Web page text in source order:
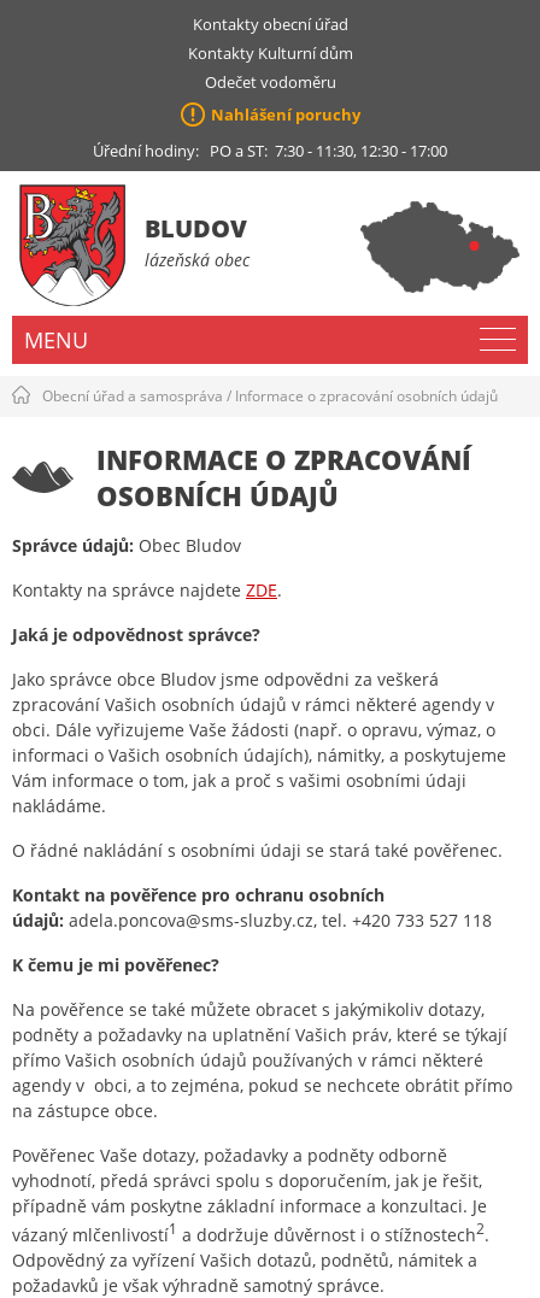
Kontakty obecní úřad
Kontakty Kulturní dům
Odečet vodoměru
Nahlášení poruchy
Úřední hodiny: PO a ST: 7:30 - 11:30, 12:30 - 17:00
BLUDOV
lázeňská obec
MENU
Obecní úřad a samospráva / Informace o zpracování osobních údajů
INFORMACE O ZPRACOVÁNÍ
OSOBNÍCH ÚDAJŮ
Správce údajů: Obec Bludov
Kontakty na správce najdete ZDE.
Jaká je odpovědnost správce?
Jako správce obce Bludov jsme odpovědni za veškerá
zpracování Vašich osobních údajů v rámci některé agendy v
obci. Dále vyřizujeme Vaše žádosti (např. o opravu, výmaz, o
informaci o Vašich osobních údajích), námitky, a poskytujeme
Vám informace o tom, jak a proč s vašimi osobními údaji
nakládáme.
O řádné nakládání s osobními údaji se stará také pověřenec.
Kontakt na pověřence pro ochranu osobních
údajů: adela.poncova@sms-sluzby.cz, tel. +420 733 527 118
K čemu je mi pověřenec?
Na pověřence se také můžete obracet s jakýmikoliv dotazy,
podněty a požadavky na uplatnění Vašich práv, které se týkají
přímo Vašich osobních údajů používaných v rámci některé
agendy v obci, a to zejména, pokud se nechcete obrátit přímo
na zástupce obce.
Pověřenec Vaše dotazy, požadavky a podněty odborně
vyhodnotí, předá správci spolu s doporučením, jak je řešit,
případně vám poskytne základní informace a konzultaci. Je
vázaný mlčenlivostí1 a dodržuje důvěrnost i o stížnostech2.
Odpovědný za vyřízení Vašich dotazů, podnětů, námitek a
požadavků je však výhradně samotný správce.